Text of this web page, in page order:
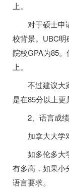
上。
对于硕士申
校背景。UBC明
院校GPA为85
上。
不过建议大
是在85分以上更
2、语言成绩
加拿大大学
如多伦多大
有多高，如果小
语言要求。